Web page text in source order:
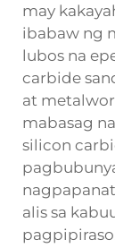
may
ibabaw ng
lubos na
carbide
at
mabasag
silicon
alis sa